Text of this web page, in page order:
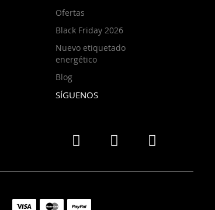
Ofertas
Black Friday 2026
Nuevo etiquetado
energético
Blog
SÍGUENOS